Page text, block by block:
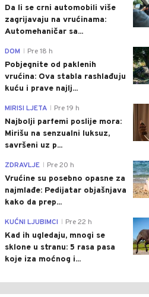
Da li se crni automobili više
zagrijavaju na vrućinama:
Automehaničar sa...
DOM Pre 18 h
Pobjegnite od paklenih
vrućina: Ova stabla rashlađuju
kuću i prave najlj...
MIRISI LJETA Pre 19 h
Najbolji parfemi poslije mora:
Mirišu na senzualni luksuz,
savršeni uz p...
ZDRAVLJE Pre 20 h
Vrućine su posebno opasne za
najmlađe: Pedijatar objašnjava
kako da prep...
KUĆNI LJUBIMCI Pre 22 h
Kad ih ugledaju, mnogi se
sklone u stranu: 5 rasa pasa
koje iza moćnog i...